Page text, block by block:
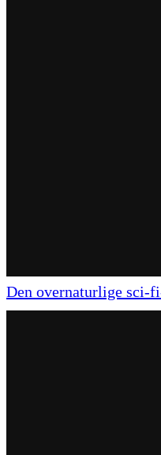
Den overnaturlige sci-